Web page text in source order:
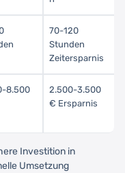
70-120
Stunden
Zeitersparnis
8.500
2.500-3.500
€ Ersparnis
Investition in
Umsetzung